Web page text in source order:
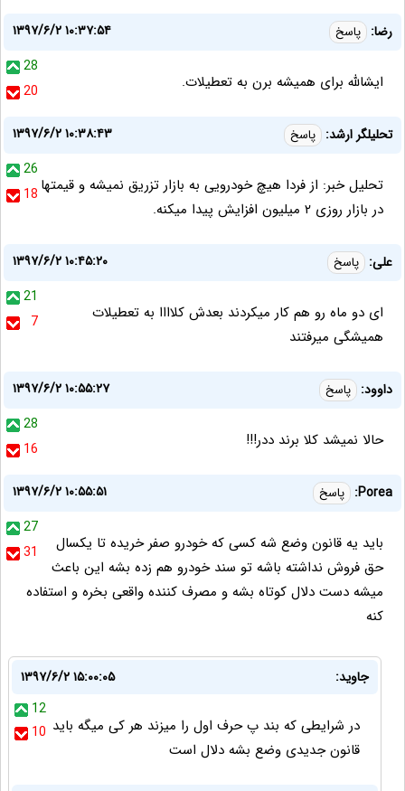
رضا: پاسخ
۱۳۹۷/۶/۲ ۱۰:۳۷:۵۴
28
20
ایشالله برای همیشه برن به تعطیلات.
تحلیلگر ارشد: پاسخ
۱۳۹۷/۶/۲ ۱۰:۳۸:۴۳
26
18 تحلیل خبر: از فردا هیچ خودرویی به بازار تزریق نمیشه و قیمتها
در بازار روزی ۲ میلیون افزایش پیدا میکنه.
علی: پاسخ
۱۳۹۷/۶/۲ ۱۰:۴۵:۲۰
21
7
ای دو ماه رو هم کار میکردند بعدش کلاااا به تعطیلات
همیشگی میرفتند
داوود: پاسخ
۱۳۹۷/۶/۲ ۱۰:۵۵:۲۷
28
16
حالا نمیشد کلا برند ددر!!!
Porea: پاسخ
۱۳۹۷/۶/۲ ۱۰:۵۵:۵۱
27
31
باید یه قانون وضع شه کسی که خودرو صفر خریده تا یکسال
حق فروش نداشته باشه تو سند خودرو هم زده بشه این باعث
میشه دست دلال کوتاه بشه و مصرف کننده واقعی بخره و استفاده
کنه
جاوید:
۱۳۹۷/۶/۲ ۱۵:۰۰:۰۵
12
10 در شرایطی که بند پ حرف اول را میزند هر کی میگه باید
قانون جدیدی وضع بشه دلال است